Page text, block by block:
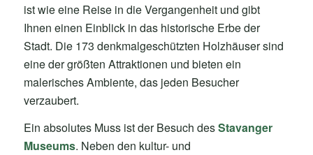
ist wie eine Reise in die Vergangenheit und gibt
Ihnen einen Einblick in das historische Erbe der
Stadt. Die 173 denkmalgeschützten Holzhäuser sind
eine der größten Attraktionen und bieten ein
malerisches Ambiente, das jeden Besucher
verzaubert.
Ein absolutes Muss ist der Besuch desStavanger
Museums. Neben den kultur- und